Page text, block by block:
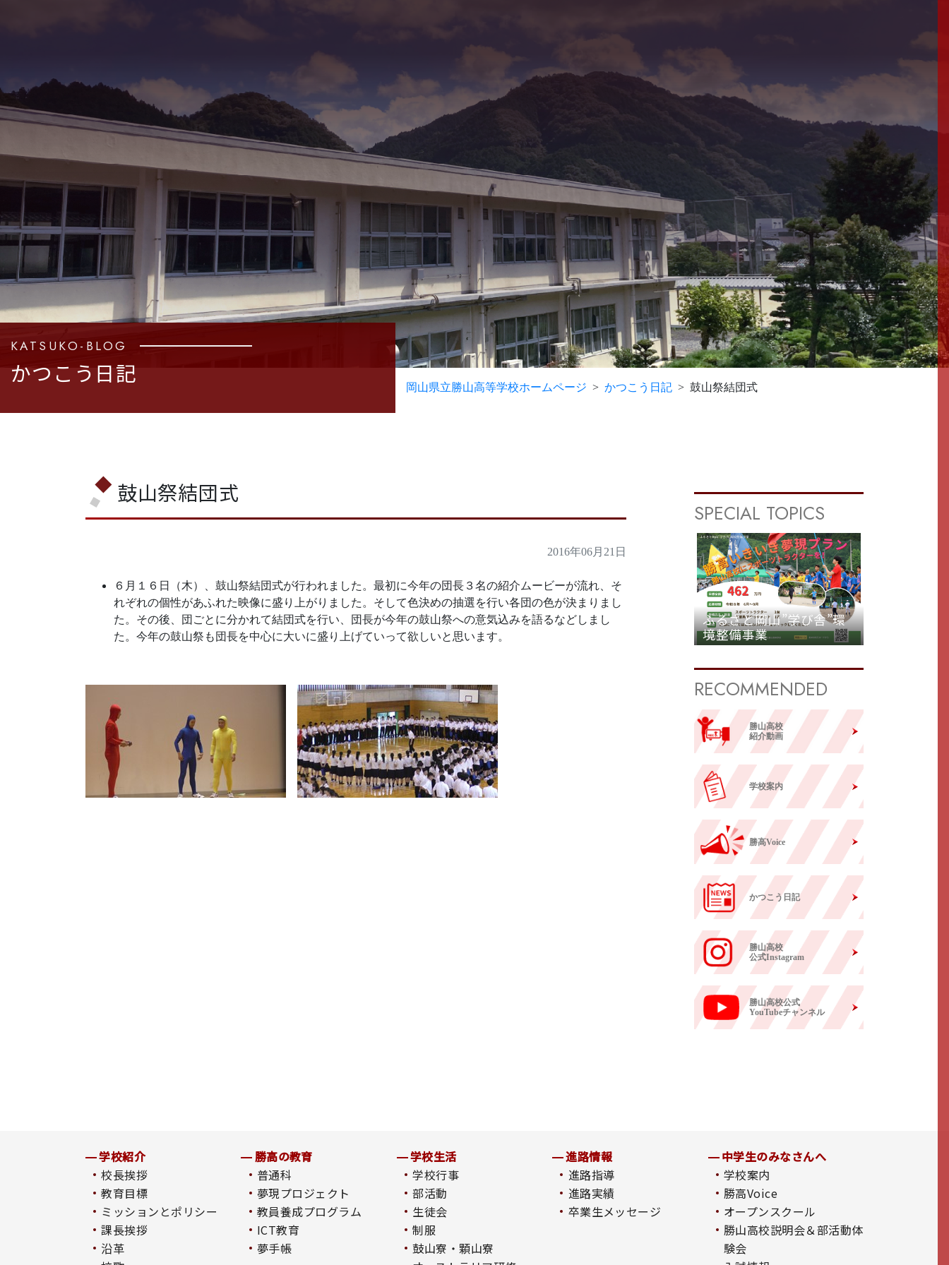
岡山県立勝山高等学校ホームページ かつこう日記 鼓山祭結団式
KATSUKO-BLOG
かつこう日記
鼓山祭結団式
2016年06月21日
６月１６日（木）、鼓山祭結団式が行われました。最初に今年の団長３名の紹介ムービーが流れ、そ
れぞれの個性があふれた映像に盛り上がりました。そして色決めの抽選を行い各団の色が決まりまし
た。その後、団ごとに分かれて結団式を行い、団長が今年の鼓山祭への意気込みを語るなどしまし
た。今年の鼓山祭も団長を中心に大いに盛り上げていって欲しいと思います。
SPECIAL TOPICS
ふるさと岡山”学び舎”環
境整備事業
RECOMMENDED
勝山高校
紹介動画
学校案内
勝高Voice
かつこう日記
勝山高校
公式Instagram
勝山高校公式
YouTubeチャンネル
学校紹介
校長挨拶
教育目標
ミッションとポリシー
課長挨拶
沿革
勝高の教育
普通科
夢現プロジェクト
教員養成プログラム
ICT教育
夢手帳
学校生活
学校行事
部活動
生徒会
制服
鼓山寮・顆山寮
進路情報
進路指導
進路実績
卒業生メッセージ
中学生のみなさんへ
学校案内
勝高Voice
オープンスクール
勝山高校説明会＆部活動体
験会